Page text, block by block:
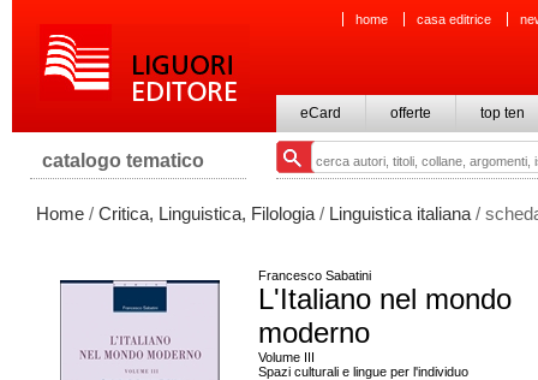
home casa editrice
eCard offerte top ten
catalogo tematico
Home / Critica, Linguistica, Filologia / Linguistica italiana /
Francesco Sabatini
L'Italiano nel mondo
moderno
Volume III
Spazi culturali e lingue per l'individuo